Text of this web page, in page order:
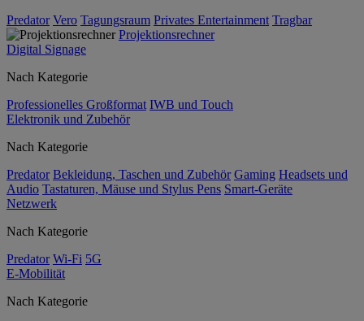
Predator Vero Tagungsraum Privates Entertainment Tragbar
Projektionsrechner
Digital Signage
Nach Kategorie
Professionelles Großformat IWB und Touch
Elektronik und Zubehör
Nach Kategorie
Predator Bekleidung, Taschen und Zubehör Gaming Headsets und
Audio Tastaturen, Mäuse und Stylus Pens Smart-Geräte
Netzwerk
Nach Kategorie
Predator Wi-Fi 5G
E-Mobilität
Nach Kategorie